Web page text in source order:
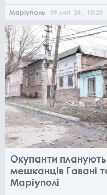
Маріуполь 09 лип '24 , 10:23
Окупанти
мешканців Гавані
Маріуполі